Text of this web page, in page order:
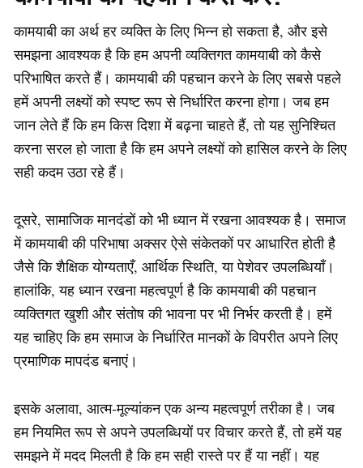
कामयाबी का अर्थ हर व्यक्ति के लिए भिन्न हो सकता है, और इसे
समझना आवश्यक है कि हम अपनी व्यक्तिगत कामयाबी को कैसे
परिभाषित करते हैं। कामयाबी की पहचान करने के लिए सबसे पहले
हमें अपनी लक्ष्यों को स्पष्ट रूप से निर्धारित करना होगा। जब हम
जान लेते हैं कि हम किस दिशा में बढ़ना चाहते हैं, तो यह सुनिश्चित
करना सरल हो जाता है कि हम अपने लक्ष्यों को हासिल करने के लिए
सही कदम उठा रहे हैं।
दूसरे, सामाजिक मानदंडों को भी ध्यान में रखना आवश्यक है। समाज
में कामयाबी की परिभाषा अक्सर ऐसे संकेतकों पर आधारित होती है
जैसे कि शैक्षिक योग्यताएँ, आर्थिक स्थिति, या पेशेवर उपलब्धियाँ।
हालांकि, यह ध्यान रखना महत्वपूर्ण है कि कामयाबी की पहचान
व्यक्तिगत खुशी और संतोष की भावना पर भी निर्भर करती है। हमें
यह चाहिए कि हम समाज के निर्धारित मानकों के विपरीत अपने लिए
प्रमाणिक मापदंड बनाएं।
इसके अलावा, आत्म-मूल्यांकन एक अन्य महत्वपूर्ण तरीका है। जब
हम नियमित रूप से अपने उपलब्धियों पर विचार करते हैं, तो हमें यह
समझने में मदद मिलती है कि हम सही रास्ते पर हैं या नहीं। यह